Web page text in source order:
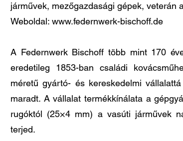
járművek, mezőgazdasági gépek, veterán
Weboldal: www.federnwerk-bischoff.de
A Federnwerk Bischoff több mint 170
eredetileg 1853-ban családi
méretű gyártó- és kereskedelmi
maradt. A vállalat termékkínálata a
rugóktól (25×4 mm) a vasúti járművek
terjed.